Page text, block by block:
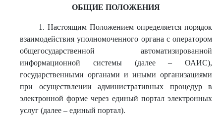
ОБЩИЕ ПОЛОЖЕНИЯ
1. Настоящим Положением определяется порядок
взаимодействия уполномоченного органа с оператором
общегосударственной автоматизированной
информационной системы (далее – ОАИС),
государственными органами и иными организациями
при осуществлении административных процедур в
электронной форме через единый портал электронных
услуг (далее – единый портал).